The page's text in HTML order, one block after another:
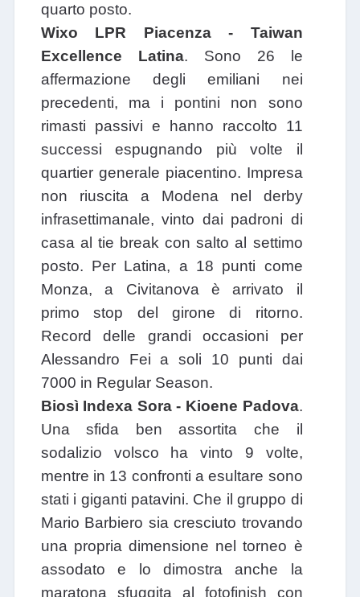
quarto posto.
Wixo LPR Piacenza - Taiwan
Excellence Latina. Sono 26 le
affermazione degli emiliani nei
precedenti, ma i pontini non sono
rimasti passivi e hanno raccolto 11
successi espugnando più volte il
quartier generale piacentino. Impresa
non riuscita a Modena nel derby
infrasettimanale, vinto dai padroni di
casa al tie break con salto al settimo
posto. Per Latina, a 18 punti come
Monza, a Civitanova è arrivato il
primo stop del girone di ritorno.
Record delle grandi occasioni per
Alessandro Fei a soli 10 punti dai
7000 in Regular Season.
Biosì Indexa Sora - Kioene Padova.
Una sfida ben assortita che il
sodalizio volsco ha vinto 9 volte,
mentre in 13 confronti a esultare sono
stati i giganti patavini. Che il gruppo di
Mario Barbiero sia cresciuto trovando
una propria dimensione nel torneo è
assodato e lo dimostra anche la
maratona sfuggita al fotofinish con